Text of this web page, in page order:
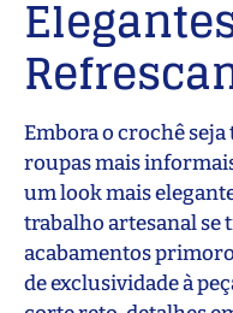
Embora o crochê
roupas mais
um look mais
trabalho artesanal se
acabamentos
de exclusividade à